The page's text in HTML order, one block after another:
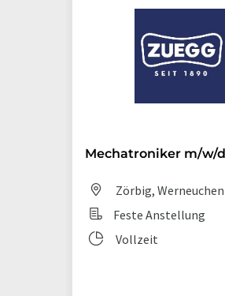
Mechatroniker m/w/d
Zörbig, Werneuchen
Feste Anstellung
Vollzeit